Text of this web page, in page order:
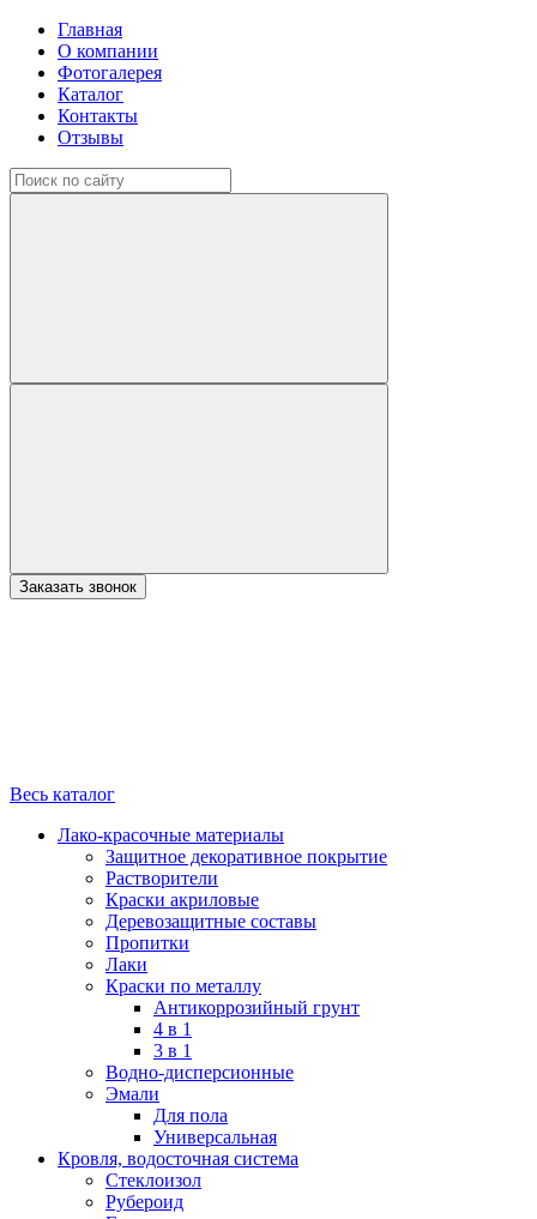
Главная
О компании
Фотогалерея
Каталог
Контакты
Отзывы
Заказать звонок
Весь каталог
Лако-красочные материалы
Защитное декоративное покрытие
Растворители
Краски акриловые
Деревозащитные составы
Пропитки
Лаки
Краски по металлу
Антикоррозийный грунт
4 в 1
3 в 1
Водно-дисперсионные
Эмали
Для пола
Универсальная
Кровля, водосточная система
Стеклоизол
Рубероид